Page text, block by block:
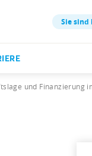
Sie sind
und Finanzierung